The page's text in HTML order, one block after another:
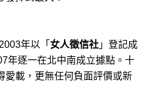
年以「 女人徵信社 」登記成
年逐一在北中南成立據點。十
愛載，更無任何負面評價或新